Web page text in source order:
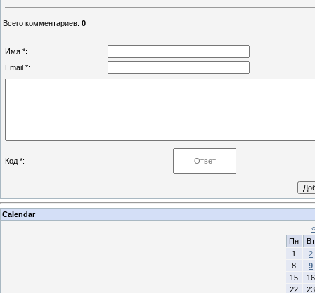
Всего комментариев: 0
Имя *:
Email *:
Код *:
Calendar
«
Пн
Вт
1
2
8
9
15
16
22
23